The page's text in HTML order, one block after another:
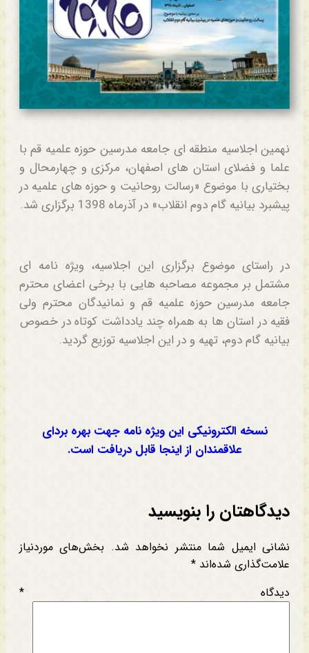
نهمین اجلاسیه منطقه ای جامعه مدرسین حوزه علمیه قم با
علما و فضلای استان های اصفهان، مرکزی و چهارمحال و
بختیاری با موضوع «رسالت روحانیت و حوزه های علمیه در
پیشبرد بیانیه گام دوم انقلاب» در آذرماه 1398 برگزاری شد.
در راستای موضوع برگزاری این اجلاسیه، ویژه نامه ای
مشتمل بر مجموعه مصاحبه هایی با برخی اعضای محترم
جامعه مدرسین حوزه علمیه قم و نمانیدگان محترم ولی
فقیه در استان ها به همراه چند یادداشت کوتاه در خصوص
بیانیه گام دوم، تهیه و در این اجلاسیه توزیع گردید.
نسخه الکترونیکی این ویژه نامه جهت بهره بردای
علاقمندان از اینجا قابل دریافت است.
دیدگاهتان را بنویسید
نشانی ایمیل شما منتشر نخواهد شد. بخش‌های موردنیاز
علامت‌گذاری شده‌اند *
دیدگاه *